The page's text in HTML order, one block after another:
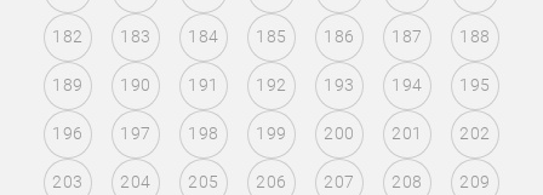
182 183 184 185 186 187 188
189 190 191 192 193 194 195
196 197 198 199 200 201 202
203 204 205 206 207 208 209